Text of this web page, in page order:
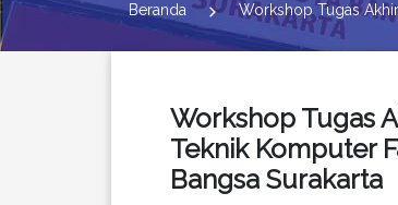
Beranda Workshop Tugas
Workshop Tugas
Teknik Komputer
Bangsa Surakarta